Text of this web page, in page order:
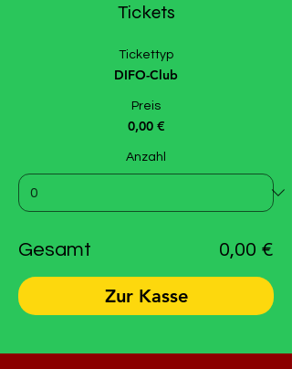
Tickets
Tickettyp
DIFO-Club
Preis
0,00 €
Anzahl
Gesamt 0,00 €
Zur Kasse